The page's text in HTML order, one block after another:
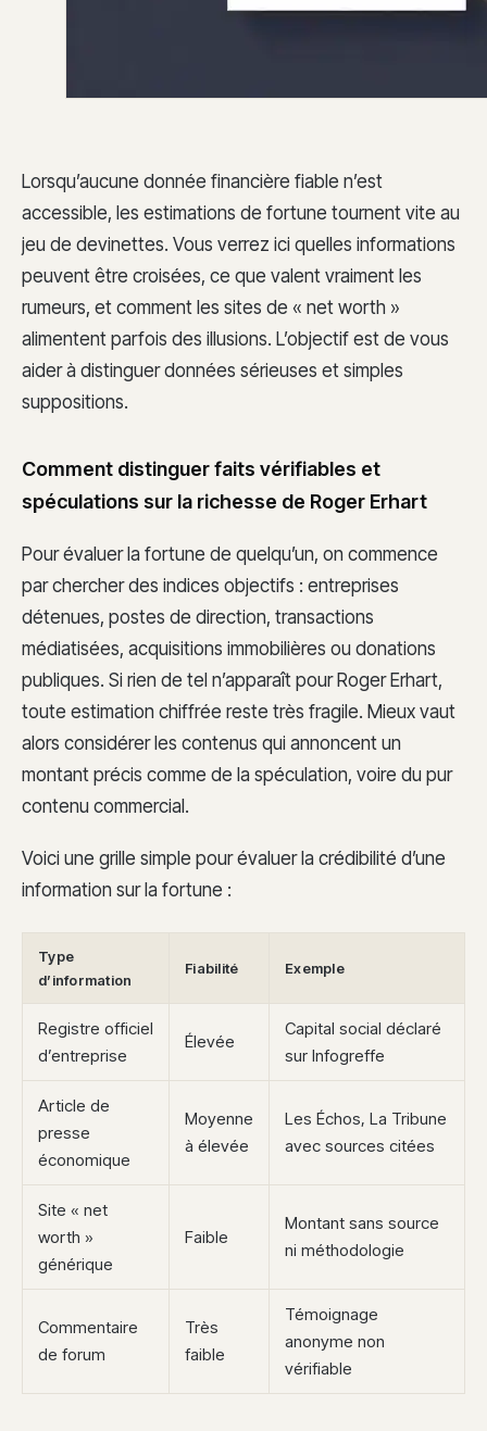
Lorsqu’aucune donnée financière fiable n’est
accessible, les estimations de fortune tournent vite au
jeu de devinettes. Vous verrez ici quelles informations
peuvent être croisées, ce que valent vraiment les
rumeurs, et comment les sites de « net worth »
alimentent parfois des illusions. L’objectif est de vous
aider à distinguer données sérieuses et simples
suppositions.
Comment distinguer faits vérifiables et
spéculations sur la richesse de Roger Erhart
Pour évaluer la fortune de quelqu’un, on commence
par chercher des indices objectifs : entreprises
détenues, postes de direction, transactions
médiatisées, acquisitions immobilières ou donations
publiques. Si rien de tel n’apparaît pour Roger Erhart,
toute estimation chiffrée reste très fragile. Mieux vaut
alors considérer les contenus qui annoncent un
montant précis comme de la spéculation, voire du pur
contenu commercial.
Voici une grille simple pour évaluer la crédibilité d’une
information sur la fortune :
Type
d’information
Fiabilité Exemple
Registre officiel
d’entreprise
Élevée
Capital social déclaré
sur Infogreffe
Article de
presse
économique
Moyenne
à élevée
Les Échos, La Tribune
avec sources citées
Site « net
worth »
générique
Faible
Montant sans source
ni méthodologie
Commentaire
de forum
Très
faible
Témoignage
anonyme non
vérifiable